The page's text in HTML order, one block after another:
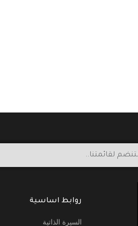
روابط اساسية
السيرة الذاتية